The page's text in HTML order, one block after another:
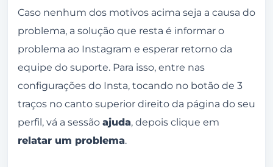
Caso nenhum dos motivos acima seja a causa do
problema, a solução que resta é informar o
problema ao Instagram e esperar retorno da
equipe do suporte. Para isso, entre nas
configurações do Insta, tocando no botão de 3
traços no canto superior direito da página do seu
perfil, vá a sessão ajuda, depois clique em
relatar um problema.